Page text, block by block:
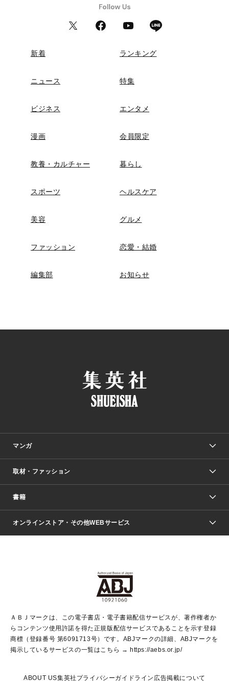
新着 ランキング
ニュース 特集
ビジネス エンタメ
漫画 会員限定
教養・カルチャー 暮らし
スポーツ ヘルスケア
美容 グルメ
ファッション 恋愛・結婚
編集部 お知らせ
マンガ
少年マンガ
Vジャンプ
ジャンプルーキー！
ジャンプTOON
S-MANGA
集英社ジャンプリミックス
週刊ヤングジャンプ
ウルトラジャンプ
少女マンガ
リマコミ＋
マンガMeets
月刊オフィスユー
取材・ファッション
Seventeen
LEE
Marisol
芸能・情報・スポーツ
パラスポ＋！
書籍
文芸・文庫・総合
青春と読書
アジア人物史
集英社新書
集英社新書プラス
よみタイ
ライトノベル・ノベライズ
集英社Webマガジン Cobalt
集英社オレンジ文庫
シフォン文庫
集英社みらい文庫
S-KIDS.LAND
オンラインストア・その他WEBサービス
SHUEISHA MANGA-ART HERITAGE
HAPPY PLUS STORE
shueisha vox
EDITOR'S LAB
ＡＢＪマークは、この電子書店・電子書籍配信サービスが、著作権者か
らコンテンツ使用許諾を得た正規版配信サービスであることを示す登録
商標（登録番号 第6091713号）です。ABJマークの詳細、ABJマークを
掲示しているサービスの一覧はこちら → https://aebs.or.jp/
ABOUT US集英社プライバシーガイドライン 広告掲載について